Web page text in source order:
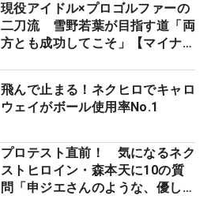
現役アイドル×プロゴルファーの
二刀流 雪野若葉が目指す道「両
方とも成功してこそ」【マイナビ
飛んで止まる！ネクヒロでキャロ
ウェイがボール使用率No.1
プロテスト直前！ 気になるネク
ストヒロイン・森本天に10の質
問「申ジエさんのような、優しく